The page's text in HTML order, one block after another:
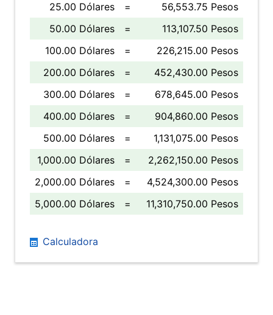
25.00 Dólares
=
56,553.75 Pesos
50.00 Dólares
=
113,107.50 Pesos
100.00 Dólares
=
226,215.00 Pesos
200.00 Dólares
=
452,430.00 Pesos
300.00 Dólares
=
678,645.00 Pesos
400.00 Dólares
=
904,860.00 Pesos
500.00 Dólares
=
1,131,075.00 Pesos
1,000.00 Dólares
=
2,262,150.00 Pesos
2,000.00 Dólares
=
4,524,300.00 Pesos
5,000.00 Dólares
= 11,310,750.00 Pesos
Calculadora